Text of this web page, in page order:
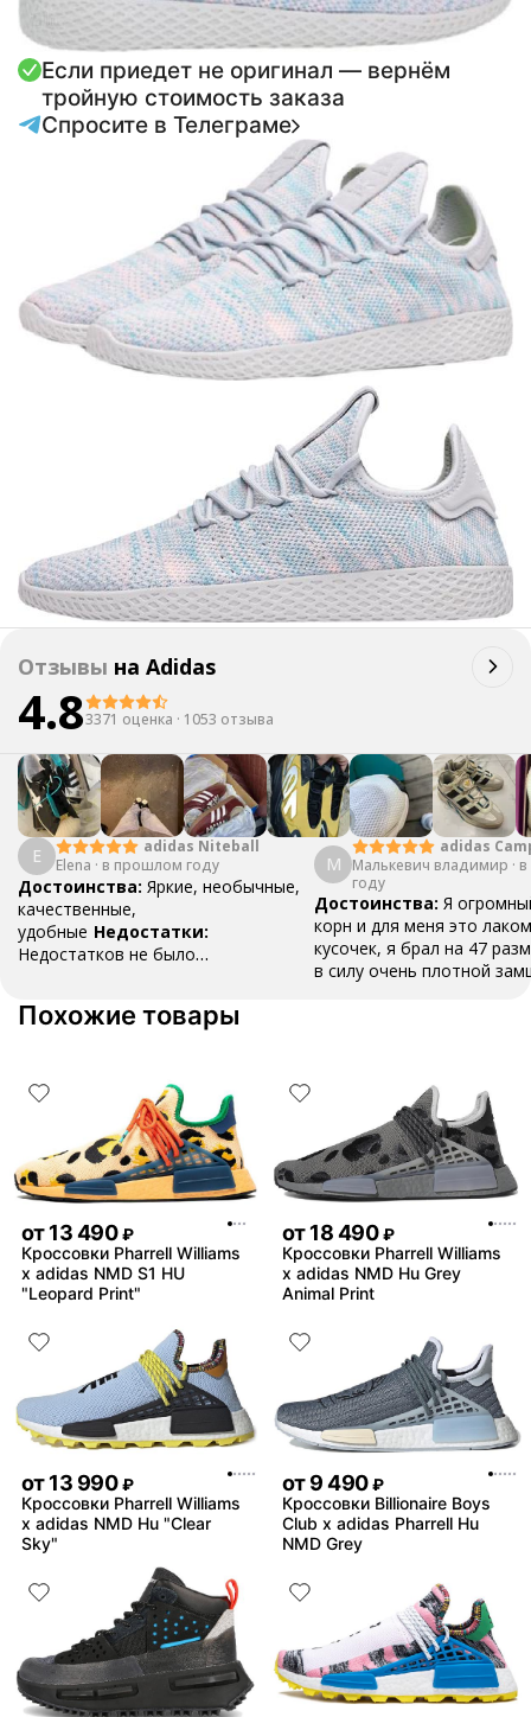
Если приедет не оригинал — вернём
тройную стоимость заказа
Спросите в Телеграме
Отзывы на Adidas
4.83371 оценка · 1053 отзыва
E
adidas Niteball
Elena · в прошлом году
Достоинства: Яркие, необычные,
качественные,
удобные Недостатки:
Недостатков не было
упаковано
М
adidas
Малькевич владимир ·
году
Достоинства: Я
корн и для меня это
кусочек, я брал на 47
в силу очень плотной
Недостатки:
замша , это все ,но это
времени Комментарий:
фанатов это пушка ,
пожалеете
Похожие товары
от13 490 ₽
Кроссовки Pharrell Williams
x adidas NMD S1 HU
"Leopard Print"
от18 490 ₽
Кроссовки Pharrell Williams
x adidas NMD Hu Grey
Animal Print
от13 990 ₽
Кроссовки Pharrell Williams
x adidas NMD Hu "Clear
Sky"
от9 490 ₽
Кроссовки Billionaire Boys
Club x adidas Pharrell Hu
NMD Grey